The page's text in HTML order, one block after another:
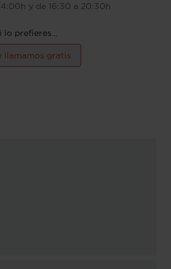
y de 16:30 a 20:30h
lo prefieres...
llamamos gratis